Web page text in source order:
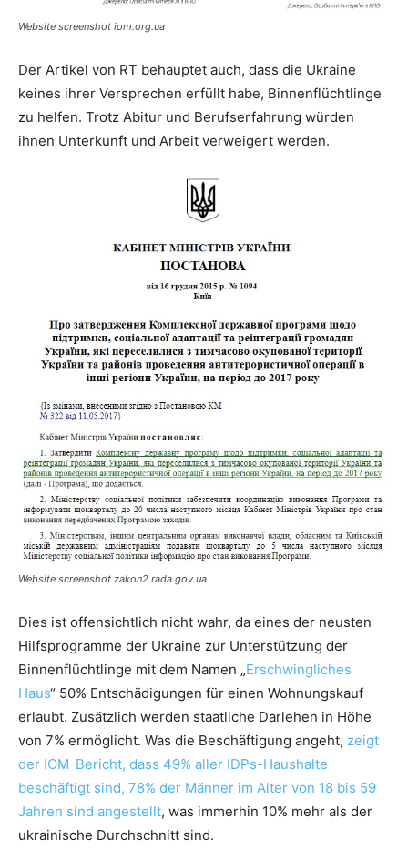
Website screenshot iom.org.ua
Der Artikel von RT behauptet auch, dass die Ukraine
keines ihrer Versprechen erfüllt habe, Binnenflüchtlinge
zu helfen. Trotz Abitur und Berufserfahrung würden
ihnen Unterkunft und Arbeit verweigert werden.
Website screenshot zakon2.rada.gov.ua
Dies ist offensichtlich nicht wahr, da eines der neusten
Hilfsprogramme der Ukraine zur Unterstützung der
Binnenflüchtlinge mit dem Namen „Erschwingliches
Haus“ 50% Entschädigungen für einen Wohnungskauf
erlaubt. Zusätzlich werden staatliche Darlehen in Höhe
von 7% ermöglicht. Was die Beschäftigung angeht, zeigt
der IOM-Bericht, dass 49% aller IDPs-Haushalte
beschäftigt sind, 78% der Männer im Alter von 18 bis 59
Jahren sind angestellt, was immerhin 10% mehr als der
ukrainische Durchschnitt sind.